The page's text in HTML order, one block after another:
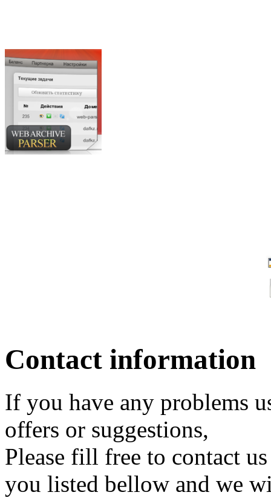
Contact information
If you have any problems
offers or suggestions,
Please fill free to contact
you listed bellow and we